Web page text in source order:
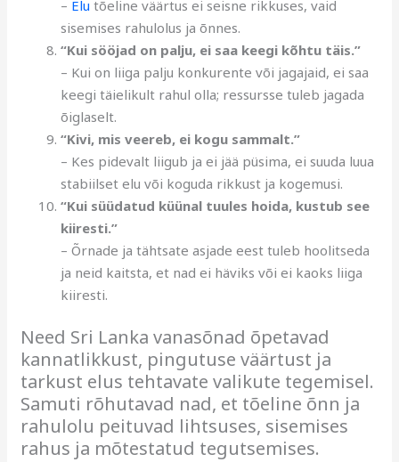
– Elu tõeline väärtus ei seisne rikkuses, vaid
sisemises rahulolus ja õnnes.
“Kui sööjad on palju, ei saa keegi kõhtu täis.”
– Kui on liiga palju konkurente või jagajaid, ei saa
keegi täielikult rahul olla; ressursse tuleb jagada
õiglaselt.
“Kivi, mis veereb, ei kogu sammalt.”
– Kes pidevalt liigub ja ei jää püsima, ei suuda luua
stabiilset elu või koguda rikkust ja kogemusi.
“Kui süüdatud küünal tuules hoida, kustub see
kiiresti.”
– Õrnade ja tähtsate asjade eest tuleb hoolitseda
ja neid kaitsta, et nad ei häviks või ei kaoks liiga
kiiresti.
Need Sri Lanka vanasõnad õpetavad
kannatlikkust, pingutuse väärtust ja
tarkust elus tehtavate valikute tegemisel.
Samuti rõhutavad nad, et tõeline õnn ja
rahulolu peituvad lihtsuses, sisemises
rahus ja mõtestatud tegutsemises.